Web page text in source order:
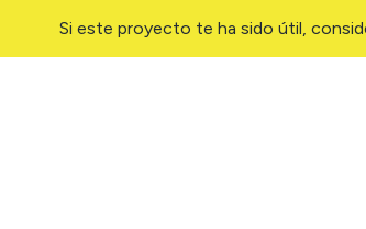
Si este proyecto te ha sido útil,